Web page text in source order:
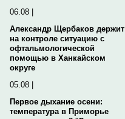
06.08 |
Александр Щербаков держит
на контроле ситуацию с
офтальмологической
помощью в Ханкайском
округе
05.08 |
Первое дыхание осени:
температура в Приморье